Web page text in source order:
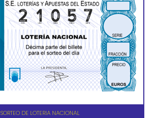
SORTEO DE LOTERIA NACIONAL